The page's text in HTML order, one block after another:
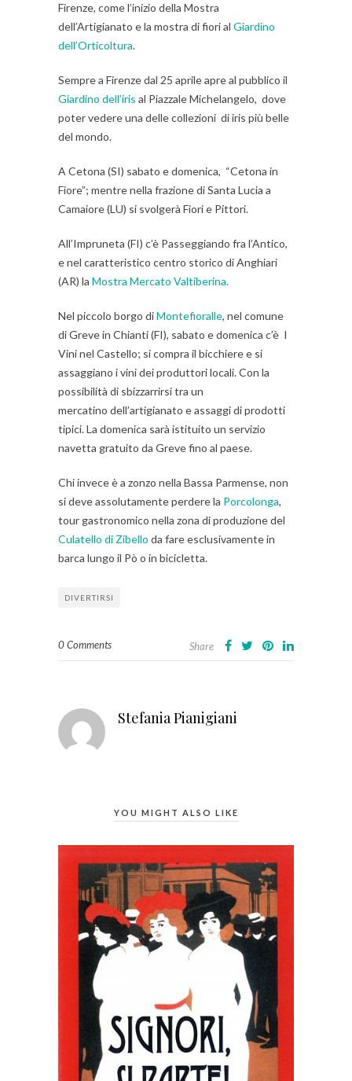
Firenze, come l’inizio della Mostra
dell’Artigianato e la mostra di fiori al Giardino
dell’Orticoltura.
Sempre a Firenze dal 25 aprile apre al pubblico il
Giardino dell’iris al Piazzale Michelangelo, dove
poter vedere una delle collezioni di iris più belle
del mondo.
A Cetona (SI) sabato e domenica, “Cetona in
Fiore”; mentre nella frazione di Santa Lucia a
Camaiore (LU) si svolgerà Fiori e Pittori.
All’Impruneta (FI) c’è Passeggiando fra l’Antico,
e nel caratteristico centro storico di Anghiari
(AR) la Mostra Mercato Valtiberina.
Nel piccolo borgo diMontefioralle, nel comune
di Greve in Chianti (FI), sabato e domenica c’è I
Vini nel Castello; si compra il bicchiere e si
assaggiano i vini dei produttori locali. Con la
possibilità di sbizzarrirsi tra un
mercatino dell’artigianato e assaggi di prodotti
tipici. La domenica sarà istituito un servizio
navetta gratuito da Greve fino al paese.
Chi invece è a zonzo nella Bassa Parmense, non
si deve assolutamente perdere la Porcolonga,
tour gastronomico nella zona di produzione del
Culatello di Zibello da fare esclusivamente in
barca lungo il Pò o in bicicletta.
DIVERTIRSI
0 Comments Share
Stefania Pianigiani
YOU MIGHT ALSO LIKE